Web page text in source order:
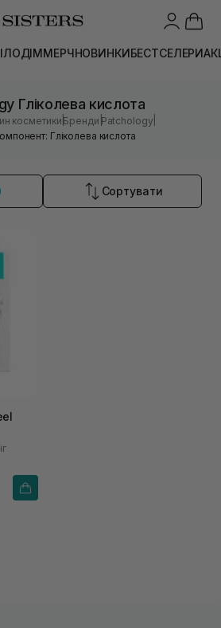
ДІММЕРЧНОВИНКИБЕСТСЕЛЕРИ
Гліколева кислота
косметики|Бренди |Patchology
Гліколева кислота
Сортувати